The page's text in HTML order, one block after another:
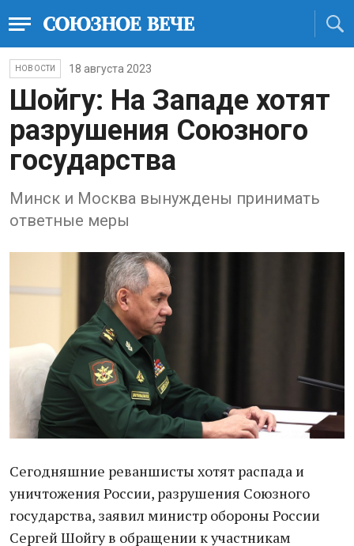
НОВОСТИ 18 августа 2023
Шойгу: На Западе хотят
разрушения Союзного
государства
Минск и Москва вынуждены принимать
ответные меры
Сегодняшние реваншисты хотят распада и
уничтожения России, разрушения Союзного
государства, заявил министр обороны России
Сергей Шойгу в обращении к участникам